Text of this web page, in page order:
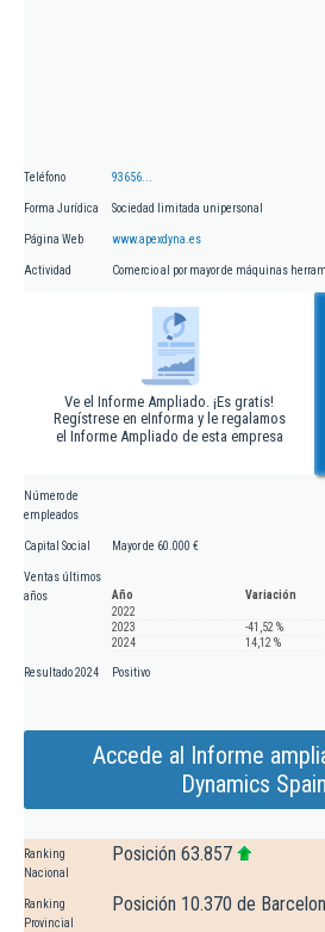
Teléfono 93656...
Forma Jurídica Sociedad limitada unipersonal
Página Web www.apexdyna.es
Actividad Comercio al por mayor de máquinas
Ve el Informe Ampliado. ¡Es gratis!
Regístrese en eInforma y le regalamos
el Informe Ampliado de esta empresa
Número de
empleados
Capital Social Mayor de 60.000 €
Ventas últimos
años
Año
Variación
2022
2023
-41,52 %
2024
14,12 %
Resultado 2024 Positivo
Accede al Informe
Dynamics
Ranking
Nacional
Posición 63.857
Ranking
Provincial
Posición 10.370 de